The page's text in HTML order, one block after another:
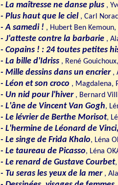
- La maîtresse ne danse plus ,
- Plus haut que le ciel , Carl
- A samedi ! , Hubert Ben
- J'atteste contre la barbarie ,
- Copains ! : 24 toutes petites
- La bille d'Idriss , René
- Mille dessins dans un encrier ,
- Léon et son croco , Magdalena,
- Un nid pour l'hiver, Bernard
- L'âne de Vincent Van Gogh,
- Le lévrier de Berthe Morisot,
- L'hermine de Léonard de Vinci,
- Le singe de Frida Khalo, Léna
- Le taureau de Picasso, Léna
- Le renard de Gustave Courbet
- Tu seras les yeux de la mer ,